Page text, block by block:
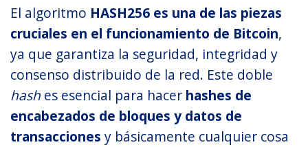
El algoritmo HASH256 es una de las piezas
cruciales en el funcionamiento de Bitcoin,
ya que garantiza la seguridad, integridad y
consenso distribuido de la red. Este doble
hash es esencial para hacer hashes de
encabezados de bloques y datos de
transacciones y básicamente cualquier cosa